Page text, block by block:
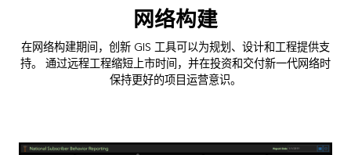
网络构建
在网络构建期间，创新 GIS 工具可以为规划、设计和工程提供支
持。 通过远程工程缩短上市时间，并在投资和交付新一代网络时
保持更好的项目运营意识。